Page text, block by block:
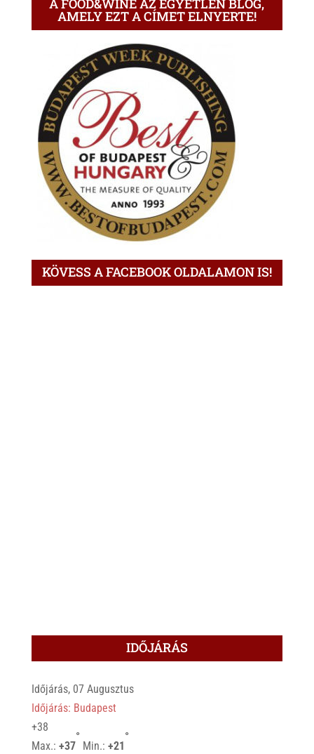
A FOOD&WINE AZ EGYETLEN BLOG,
AMELY EZT A CÍMET ELNYERTE!
KÖVESS A FACEBOOK OLDALAMON IS!
IDŐJÁRÁS
Időjárás, 07 Augusztus
Időjárás: Budapest
+38
Max.: +37
°
Min.: +21
°